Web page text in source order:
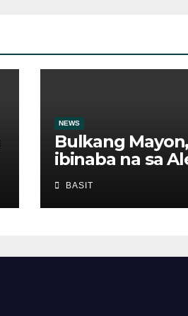
NEWS
Bulkang
ibinaba na sa
BASIT